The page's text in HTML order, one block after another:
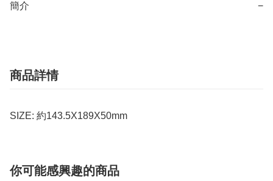
簡介 −
商品詳情
SIZE: 約143.5X189X50mm
你可能感興趣的商品